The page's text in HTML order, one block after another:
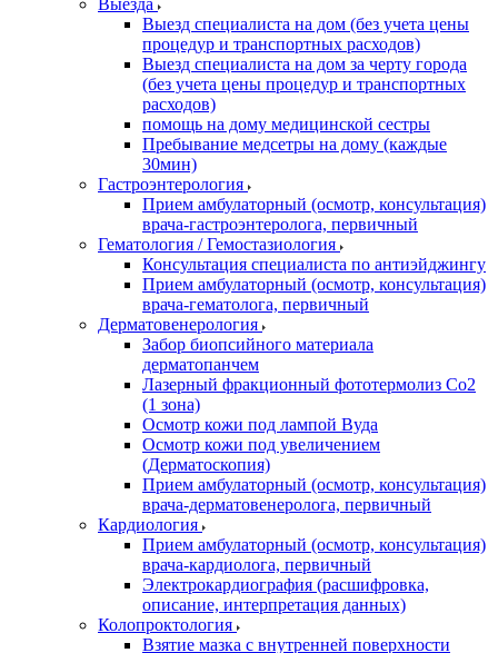
Выезда
Выезд специалиста на дом (без учета цены
процедур и транспортных расходов)
Выезд специалиста на дом за черту города
(без учета цены процедур и транспортных
расходов)
помощь на дому медицинской сестры
Пребывание медсетры на дому (каждые
30мин)
Гастроэнтерология
Прием амбулаторный (осмотр, консультация)
врача-гастроэнтеролога, первичный
Гематология / Гемостазиология
Консультация специалиста по антиэйджингу
Прием амбулаторный (осмотр, консультация)
врача-гематолога, первичный
Дерматовенерология
Забор биопсийного материала
дерматопанчем
Лазерный фракционный фототермолиз Со2
(1 зона)
Осмотр кожи под лампой Вуда
Осмотр кожи под увеличением
(Дерматоскопия)
Прием амбулаторный (осмотр, консультация)
врача-дерматовенеролога, первичный
Кардиология
Прием амбулаторный (осмотр, консультация)
врача-кардиолога, первичный
Электрокардиография (расшифровка,
описание, интерпретация данных)
Колопроктология
Взятие мазка с внутренней поверхности